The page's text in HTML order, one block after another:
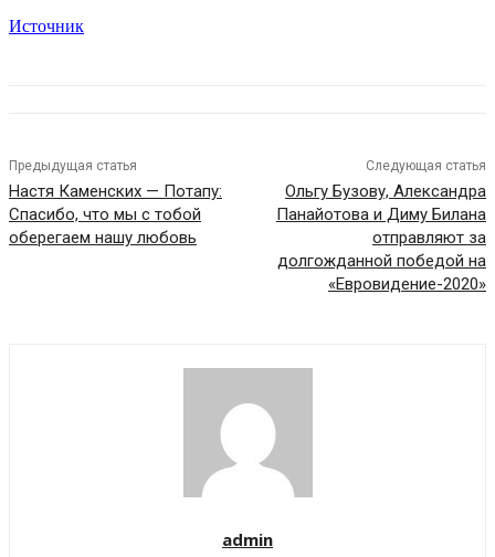
Источник
Предыдущая статья
Настя Каменских — Потапу:
Спасибо, что мы с тобой
оберегаем нашу любовь
Следующая статья
Ольгу Бузову, Александра
Панайотова и Диму Билана
отправляют за
долгожданной победой на
«Евровидение-2020»
admin